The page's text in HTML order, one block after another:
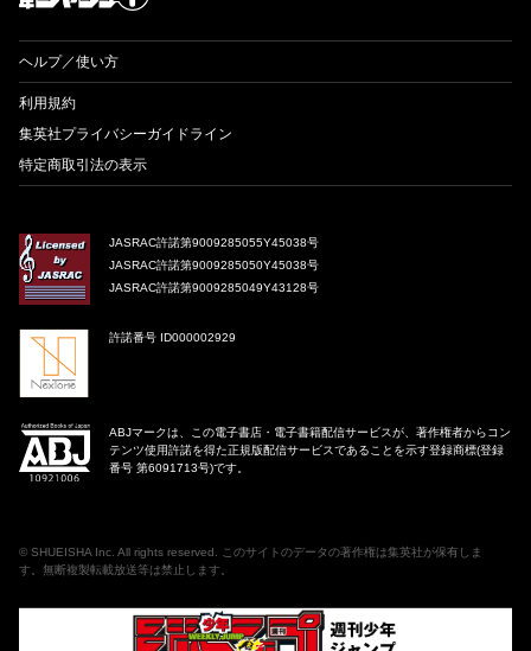
ヘルプ／使い方
利用規約
集英社プライバシーガイドライン
特定商取引法の表示
JASRAC許諾第9009285055Y45038号
JASRAC許諾第9009285050Y45038号
JASRAC許諾第9009285049Y43128号
許諾番号 ID000002929
ABJマークは、この電子書店・電子書籍配信サービスが、著作権者からコン
テンツ使用許諾を得た正規版配信サービスであることを示す登録商標(登録
番号 第6091713号)です。
© SHUEISHA Inc . All rights reserved. このサイトのデータの著作権は集英社が保有しま
す。無断複製転載放送等は禁止します。